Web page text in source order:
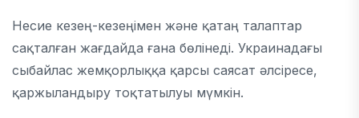
Несие кезең-кезеңімен және қатаң талаптар
сақталған жағдайда ғана бөлінеді. Украинадағы
сыбайлас жемқорлыққа қарсы саясат әлсіресе,
қаржыландыру тоқтатылуы мүмкін.